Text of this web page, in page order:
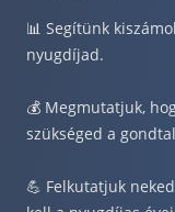
📊 Segítünk
nyugdíjad.
💰 Megmutatjuk,
szükséged a
💪 Felkutatjuk